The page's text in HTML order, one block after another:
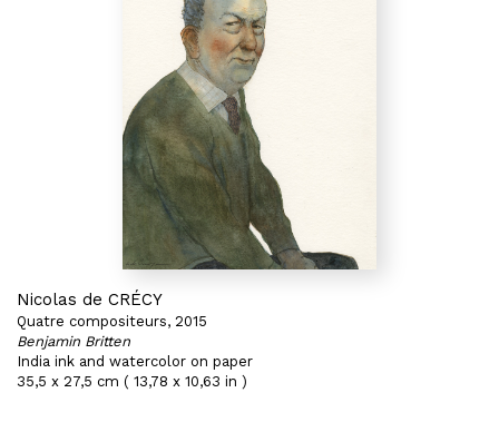
Nicolas de CRÉCY
Quatre compositeurs, 2015
Benjamin Britten
India ink and watercolor on paper
35,5 x 27,5 cm ( 13,78 x 10,63 in )